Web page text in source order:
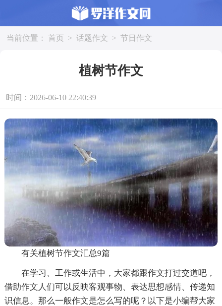
当前位置： 首页 > 话题作文 > 节日作文
植树节作文
时间：2026-06-10 22:40:39
有关植树节作文汇总9篇
在学习、工作或生活中，大家都跟作文打过交道吧，
借助作文人们可以反映客观事物、表达思想感情、传递知
识信息。那么一般作文是怎么写的呢？以下是小编帮大家